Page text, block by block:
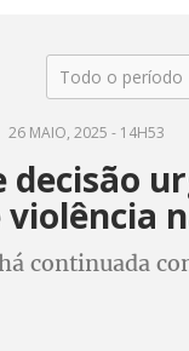
Todo o período
26 MAIO, 2025 - 14H53
decisão
continuada